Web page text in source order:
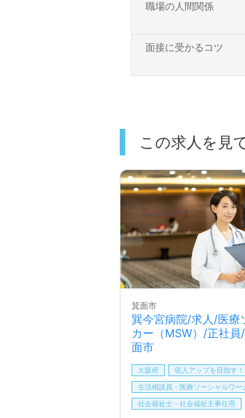
職場の人間関係
面接に受かるコツ
この求人を見
巽今宮病院/求人/医療
カー（MSW）/正社
面市
箕面市
大阪府 収入アップを目指す！
生活相談員・医療ソーシャルワー
社会福祉士・社会福祉主事任用